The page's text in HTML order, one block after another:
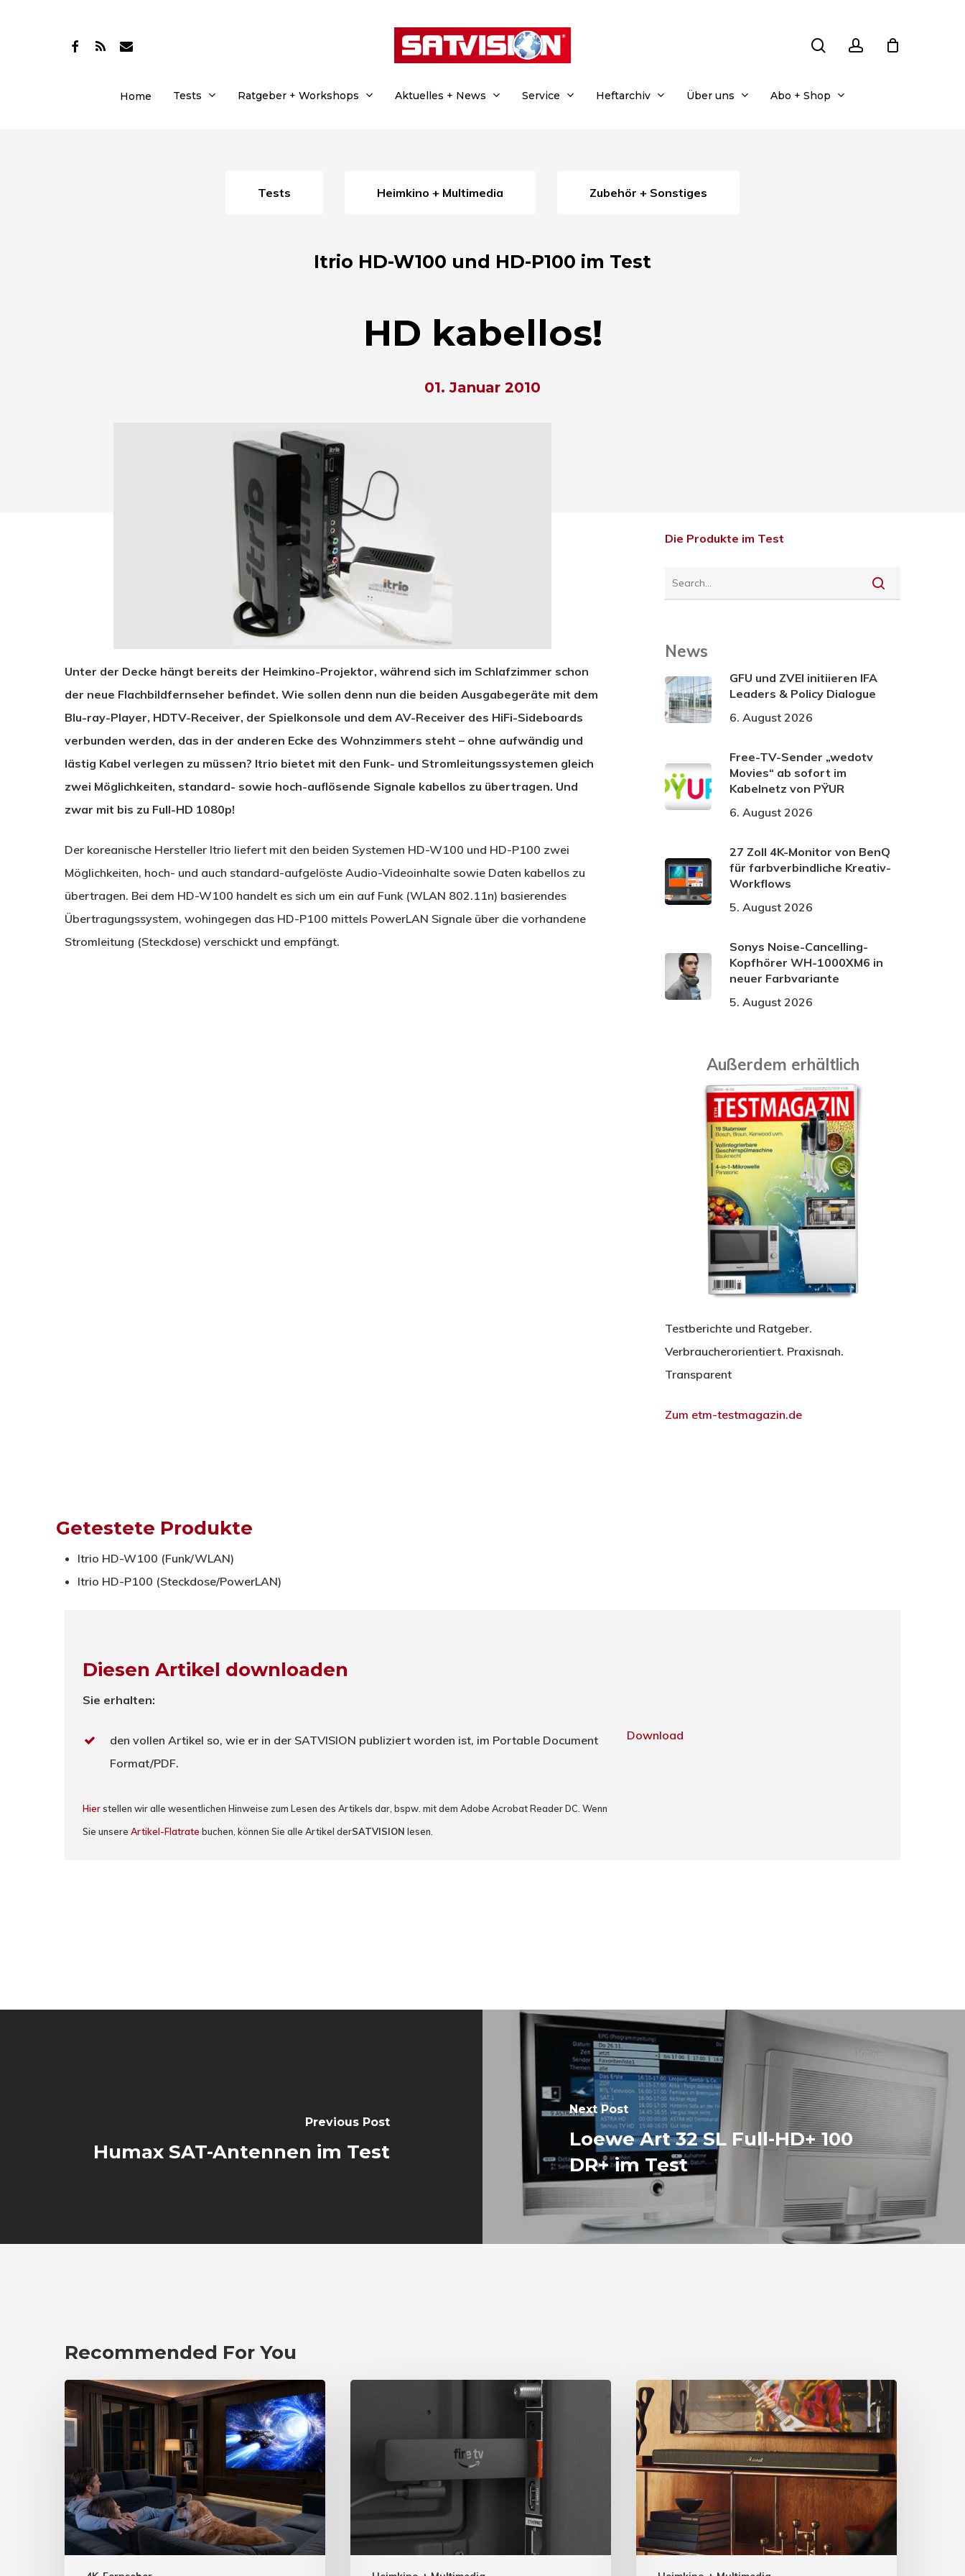
Drücken Sie Enter zum Suchen oder ESC zum Schließen.
facebook
RSS email
Home Tests Ratgeber + Workshops Aktuelles + News Service Heftarchiv Über uns Abo + Shop
Tests Heimkino + Multimedia Zubehör + Sonstiges
Itrio HD-W100 und HD-P100 im Test
HD kabellos!
01. Januar 2010
Unter der Decke hängt bereits der Heimkino-Projektor, während sich im Schlafzimmer schon
der neue Flachbildfernseher befindet. Wie sollen denn nun die beiden Ausgabegeräte mit dem
Blu-ray-Player, HDTV-Receiver, der Spielkonsole und dem AV-Receiver des HiFi-Sideboards
verbunden werden, das in der anderen Ecke des Wohnzimmers steht – ohne aufwändig und
lästig Kabel verlegen zu müssen? Itrio bietet mit den Funk- und Stromleitungssystemen gleich
zwei Möglichkeiten, standard- sowie hoch-auflösende Signale kabellos zu übertragen. Und
zwar mit bis zu Full-HD 1080p!
Der koreanische Hersteller Itrio liefert mit den beiden Systemen HD-W100 und HD-P100 zwei
Möglichkeiten, hoch- und auch standard-aufgelöste Audio-Videoinhalte sowie Daten kabellos zu
übertragen. Bei dem HD-W100 handelt es sich um ein auf Funk (WLAN 802.11n) basierendes
Übertragungssystem, wohingegen das HD-P100 mittels PowerLAN Signale über die vorhandene
Stromleitung (Steckdose) verschickt und empfängt.
Die Produkte im Test
News
GFU und ZVEI initiieren IFA
Leaders & Policy Dialogue
6. August 2026
Free-TV-Sender „wedotv
Movies“ ab sofort im
Kabelnetz von PŸUR
6. August 2026
27 Zoll 4K-Monitor von BenQ
für farbverbindliche Kreativ-
Workflows
5. August 2026
Sonys Noise-Cancelling-
Kopfhörer WH-1000XM6 in
neuer Farbvariante
5. August 2026
Außerdem erhältlich
Testberichte und Ratgeber.
Verbraucherorientiert. Praxisnah.
Transparent
Zum etm-testmagazin.de
Getestete Produkte
Itrio HD-W100 (Funk/WLAN)
Itrio HD-P100 (Steckdose/PowerLAN)
Diesen Artikel downloaden
Sie erhalten:
den vollen Artikel so, wie er in der SATVISION publiziert worden ist, im Portable Document
Format/PDF.
Hierstellen wir alle wesentlichen Hinweise zum Lesen des Artikels dar, bspw. mit dem Adobe Acrobat Reader DC. Wenn
Sie unsere Artikel-Flatrate buchen, können Sie alle Artikel derSATVISION lesen.
Download
Previous Post
Humax SAT-Antennen im Test
Next Post
Loewe Art 32 SL Full-HD+ 100
DR+ im Test
Recommended For You